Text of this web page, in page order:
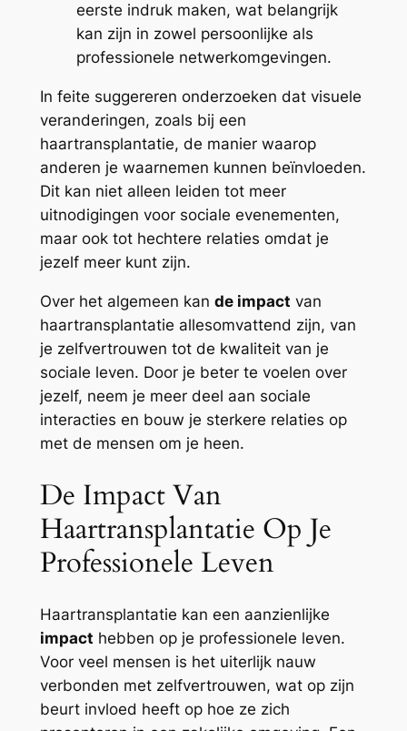
eerste indruk maken, wat belangrijk
kan zijn in zowel persoonlijke als
professionele netwerkomgevingen.
In feite suggereren onderzoeken dat visuele
veranderingen, zoals bij een
haartransplantatie, de manier waarop
anderen je waarnemen kunnen beïnvloeden.
Dit kan niet alleen leiden tot meer
uitnodigingen voor sociale evenementen,
maar ook tot hechtere relaties omdat je
jezelf meer kunt zijn.
Over het algemeen kan de impact van
haartransplantatie allesomvattend zijn, van
je zelfvertrouwen tot de kwaliteit van je
sociale leven. Door je beter te voelen over
jezelf, neem je meer deel aan sociale
interacties en bouw je sterkere relaties op
met de mensen om je heen.
De Impact Van
Haartransplantatie Op Je
Professionele Leven
Haartransplantatie kan een aanzienlijke
impact hebben op je professionele leven.
Voor veel mensen is het uiterlijk nauw
verbonden met zelfvertrouwen, wat op zijn
beurt invloed heeft op hoe ze zich